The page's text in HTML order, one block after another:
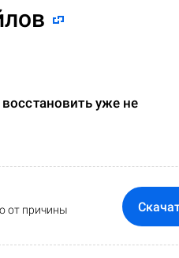
восстановить уже не
от причины